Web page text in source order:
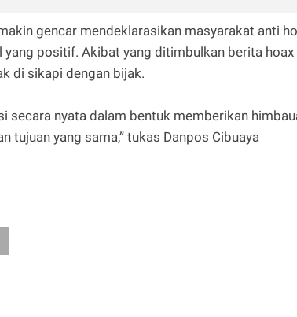
gencar mendeklarasikan masyarakat anti
positif. Akibat yang ditimbulkan berita hoax
di sikapi dengan bijak.
secara nyata dalam bentuk memberikan
tujuan yang sama,” tukas Danpos Cibuaya